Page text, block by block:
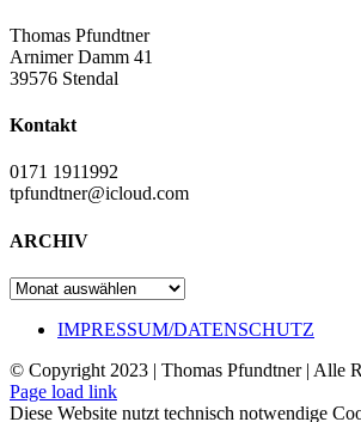
Thomas Pfundtner
Arnimer Damm 41
39576 Stendal
Kontakt
0171 1911992
tpfundtner@icloud.com
ARCHIV
ARCHIV
IMPRESSUM/DATENSCHUTZ
© Copyright 2023 | Thomas Pfundtner | Alle
Page load link
Diese Website nutzt technisch notwendige